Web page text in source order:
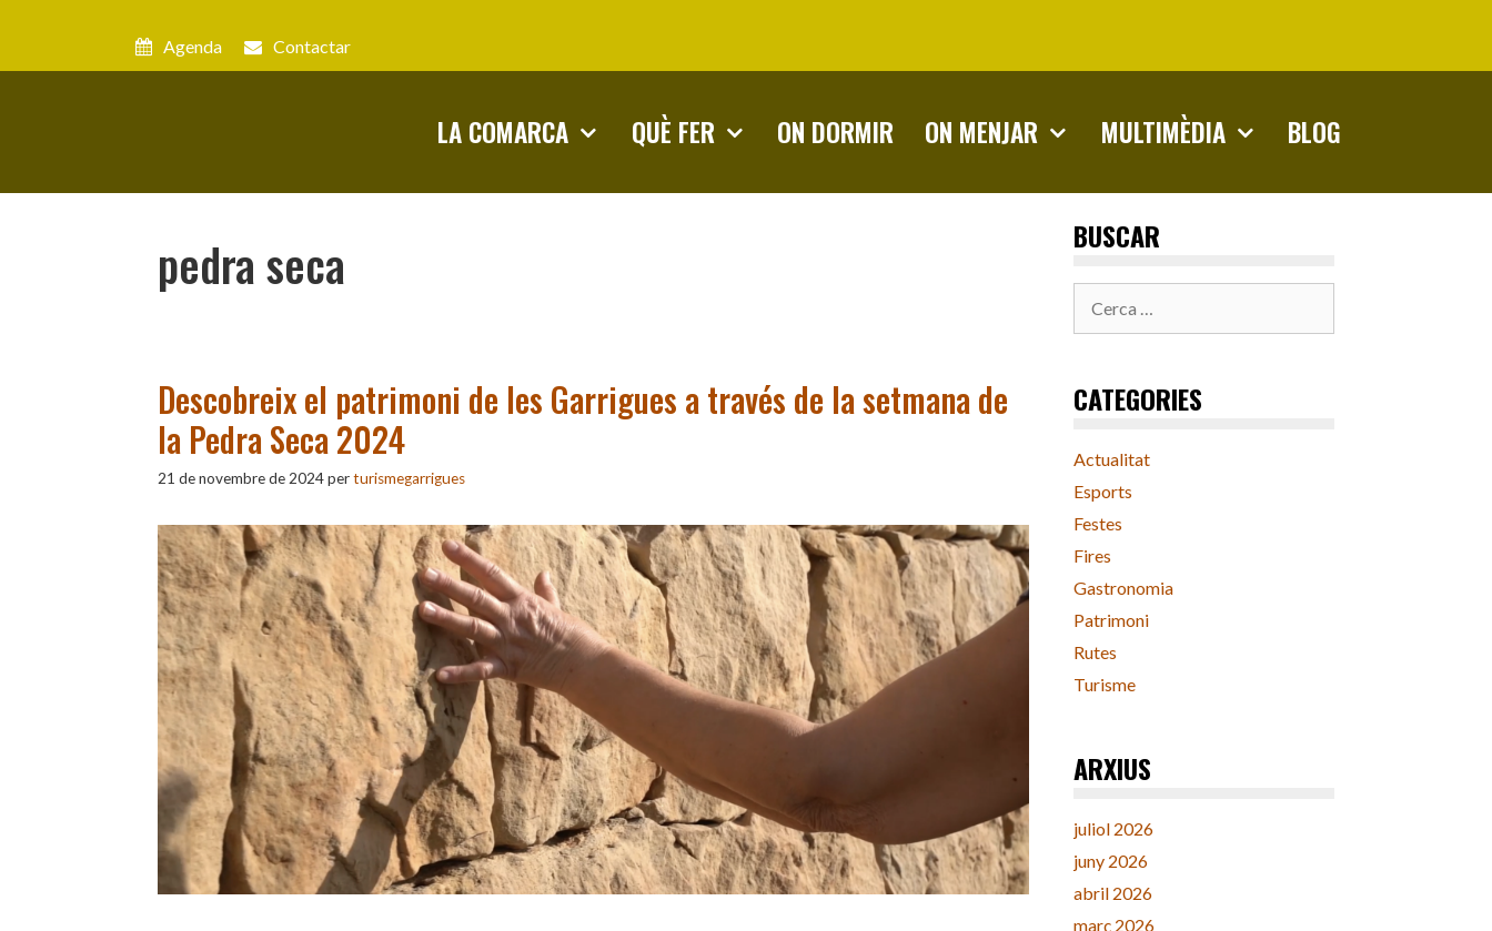
Agenda Contactar
LA COMARCA QUÈ FER ON DORMIR ON MENJAR MULTIMÈDIA BLOG
pedra seca
Descobreix el patrimoni de les Garrigues a través de la setmana de
la Pedra Seca 2024
21 de novembre de 2024perturismegarrigues
BUSCAR
CATEGORIES
Actualitat
Esports
Festes
Fires
Gastronomia
Patrimoni
Rutes
Turisme
ARXIUS
juliol 2026
juny 2026
abril 2026
març 2026